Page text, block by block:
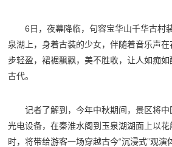
6日，夜幕降临，句容宝华山千华古村
泉湖上，身着古装的少女，伴随着音乐声
步轻盈，裙裾飘飘，美不胜收，让人如痴
古代。
记者了解到，今年中秋期间，景区将
光电设备，在秦淮水阁到玉泉湖湖面上以
时，将带给游客一场穿越古今“沉浸式”观演